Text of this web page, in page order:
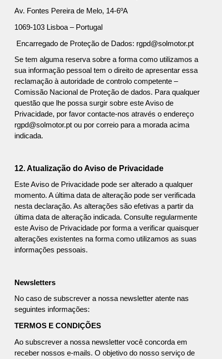
Av. Fontes Pereira de Melo, 14-6ºA
1069-103 Lisboa – Portugal
Encarregado de Proteção de Dados: rgpd@solmotor.pt
Se tem alguma reserva sobre a forma como utilizamos a
sua informação pessoal tem o direito de apresentar essa
reclamação à autoridade de controlo competente –
Comissão Nacional de Proteção de dados. Para qualquer
questão que lhe possa surgir sobre este Aviso de
Privacidade, por favor contacte-nos através o endereço
rgpd@solmotor.pt ou por correio para a morada acima
indicada.
12. Atualização do Aviso de Privacidade
Este Aviso de Privacidade pode ser alterado a qualquer
momento. A última data de alteração pode ser verificada
nesta declaração. As alterações são efetivas a partir da
última data de alteração indicada. Consulte regularmente
este Aviso de Privacidade por forma a verificar quaisquer
alterações existentes na forma como utilizamos as suas
informações pessoais.
Newsletters
No caso de subscrever a nossa newsletter atente nas
seguintes informações:
TERMOS E CONDIÇÕES
Ao subscrever a nossa newsletter você concorda em
receber nossos e-mails. O objetivo do nosso serviço de